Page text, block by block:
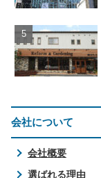
会社について
会社概要
選ばれる理由